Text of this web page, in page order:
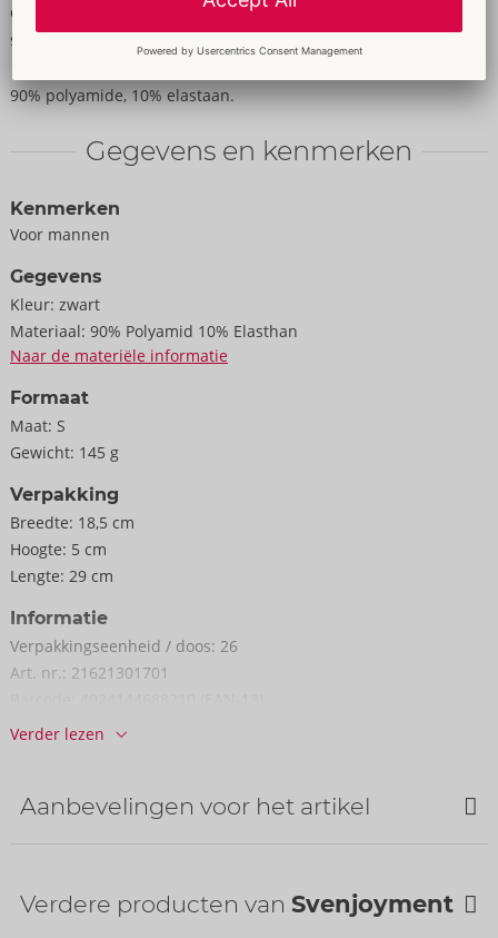
opstaande kraag en korte mouwen. Overal elastiek en zacht en
soepel voor maximaal draagcomfort.
90% polyamide, 10% elastaan.
Gegevens en kenmerken
Kenmerken
Voor mannen
Gegevens
Kleur: zwart
Materiaal: 90% Polyamid 10% Elasthan
Naar de materiële informatie
Formaat
Maat: S
Gewicht: 145 g
Verpakking
Breedte: 18,5 cm
Hoogte: 5 cm
Lengte: 29 cm
Informatie
Verpakkings­eenheid / doos: 26
Art. nr.: 21621301701
Tariefnummer douane:
Verder lezen
Aanbevelingen voor het artikel
Verdere producten van Svenjoyment